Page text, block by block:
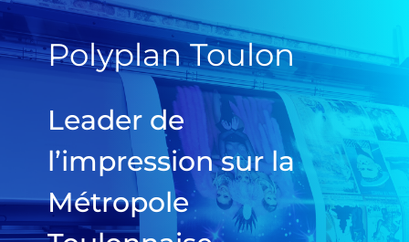
Polyplan Toulon
Leader de
l’impression sur la
Métropole